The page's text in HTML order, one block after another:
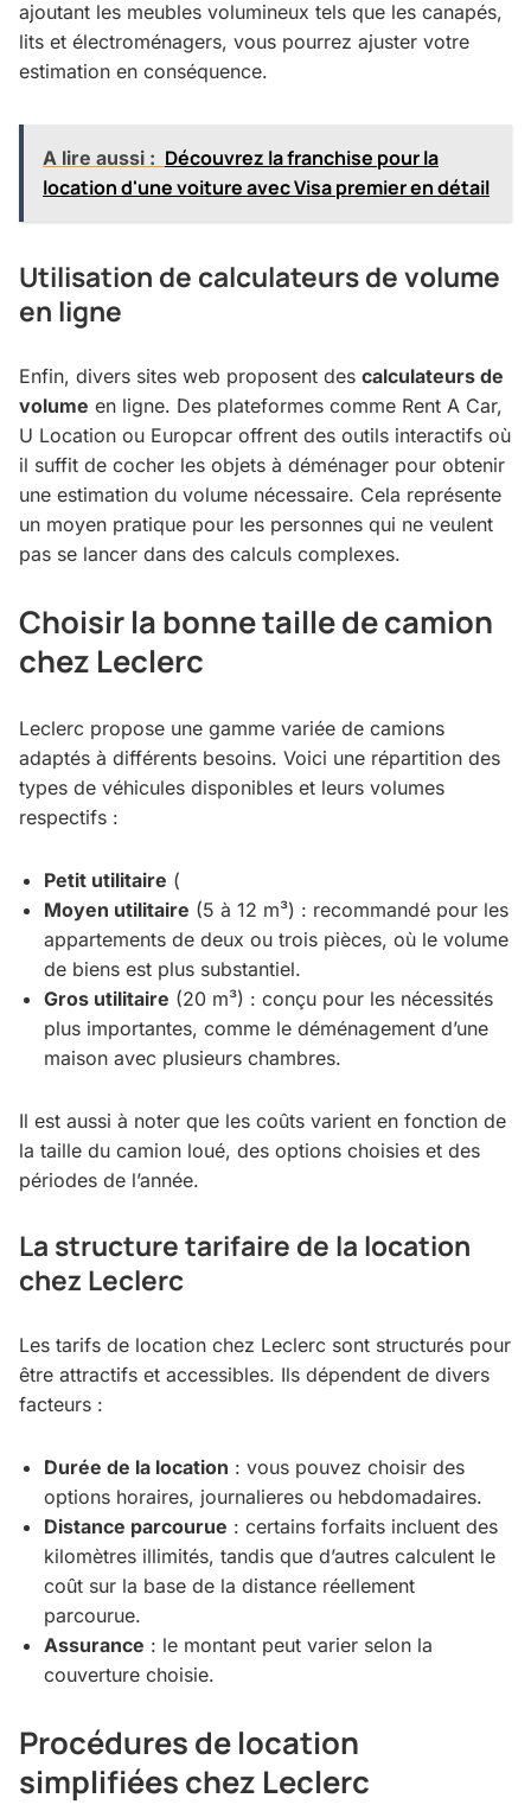
ajoutant les meubles volumineux tels que les canapés,
lits et électroménagers, vous pourrez ajuster votre
estimation en conséquence.
A lire aussi : Découvrez la franchise pour la
location d'une voiture avec Visa premier en détail
Utilisation de calculateurs de volume
en ligne
Enfin, divers sites web proposent des calculateurs de
volume en ligne. Des plateformes comme Rent A Car,
U Location ou Europcar offrent des outils interactifs où
il suffit de cocher les objets à déménager pour obtenir
une estimation du volume nécessaire. Cela représente
un moyen pratique pour les personnes qui ne veulent
pas se lancer dans des calculs complexes.
Choisir la bonne taille de camion
chez Leclerc
Leclerc propose une gamme variée de camions
adaptés à différents besoins. Voici une répartition des
types de véhicules disponibles et leurs volumes
respectifs :
Petit utilitaire (
Moyen utilitaire (5 à 12 m³) : recommandé pour les
appartements de deux ou trois pièces, où le volume
de biens est plus substantiel.
Gros utilitaire (20 m³) : conçu pour les nécessités
plus importantes, comme le déménagement d’une
maison avec plusieurs chambres.
Il est aussi à noter que les coûts varient en fonction de
la taille du camion loué, des options choisies et des
périodes de l’année.
La structure tarifaire de la location
chez Leclerc
Les tarifs de location chez Leclerc sont structurés pour
être attractifs et accessibles. Ils dépendent de divers
facteurs :
Durée de la location : vous pouvez choisir des
options horaires, journalieres ou hebdomadaires.
Distance parcourue : certains forfaits incluent des
kilomètres illimités, tandis que d’autres calculent le
coût sur la base de la distance réellement
parcourue.
Assurance : le montant peut varier selon la
couverture choisie.
Procédures de location
simplifiées chez Leclerc